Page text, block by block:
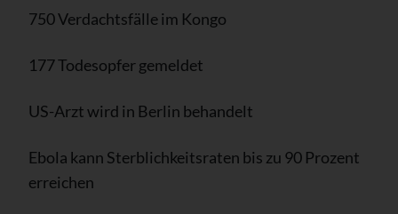
750 Verdachtsfälle im Kongo
177 Todesopfer gemeldet
US-Arzt wird in Berlin behandelt
Ebola kann Sterblichkeitsraten bis zu 90 Prozent
erreichen